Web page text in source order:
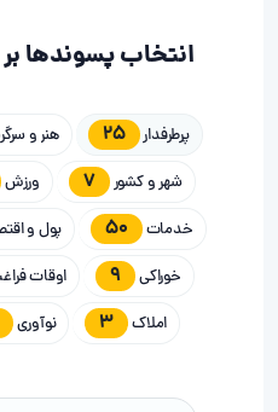
انتخاب پسوندها
پرطرفدار 25 هنر و
شهر و کشور 7 ورزش
خدمات 50 پول و
خوراکی 9 اوقات
املاک 3 نوآوری